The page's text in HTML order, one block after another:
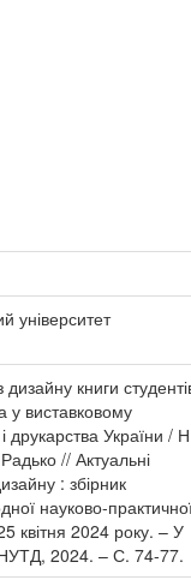
університет
книги
у виставковому
друкарства України /
// Актуальні
: збірник
науково-
квітня 2024 року. – У
2024. – С. 74-77.